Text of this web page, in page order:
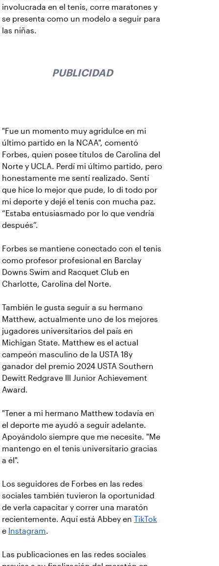
involucrada en el tenis, corre maratones y
se presenta como un modelo a seguir para
las niñas.
PUBLICIDAD
"Fue un momento muy agridulce en mi
último partido en la NCAA", comentó
Forbes, quien posee títulos de Carolina del
Norte y UCLA. Perdí mi último partido, pero
honestamente me sentí realizado. Sentí
que hice lo mejor que pude, lo di todo por
mi deporte y dejé el tenis con mucha paz.
“Estaba entusiasmado por lo que vendría
después”.
Forbes se mantiene conectado con el tenis
como profesor profesional en Barclay
Downs Swim and Racquet Club en
Charlotte, Carolina del Norte.
También le gusta seguir a su hermano
Matthew, actualmente uno de los mejores
jugadores universitarios del país en
Michigan State. Matthew es el actual
campeón masculino de la USTA 18y
ganador del premio 2024 USTA Southern
Dewitt Redgrave III Junior Achievement
Award.
"Tener a mi hermano Matthew todavía en
el deporte me ayudó a seguir adelante.
Apoyándolo siempre que me necesite. "Me
mantengo en el tenis universitario gracias
a él".
Los seguidores de Forbes en las redes
sociales también tuvieron la oportunidad
de verla capacitar y correr una maratón
recientemente. Aquí está Abbey en TikTok
e Instagram.
Las publicaciones en las redes sociales